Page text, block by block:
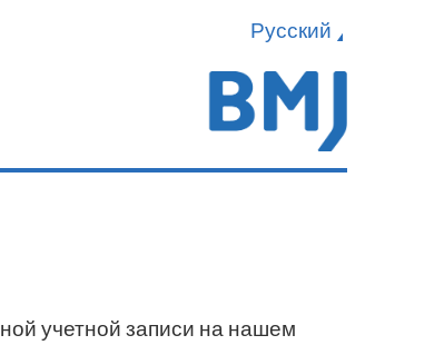
Русский
учетной записи на нашем